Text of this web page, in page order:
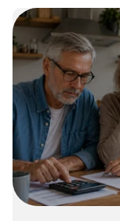
8. Juni 2026